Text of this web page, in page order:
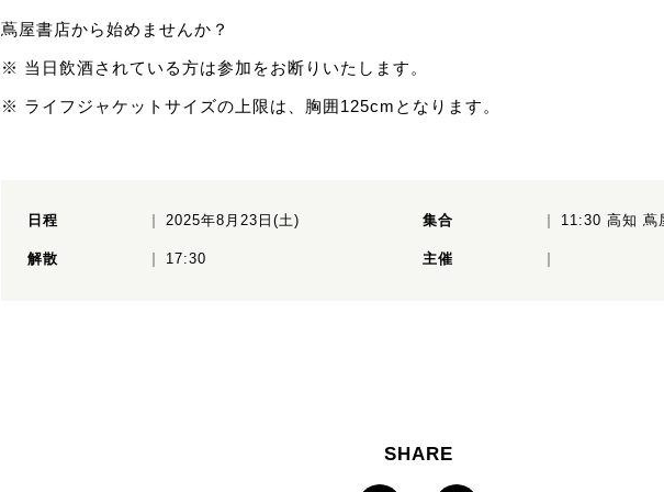
蔦屋書店から始めませんか？
※ 当日飲酒されている方は参加をお断りいたします。
※ ライフジャケットサイズの上限は、胸囲125cmとなります。
日程 2025年8月23日(土) 集合 11:30 高知 蔦
解散 17:30 主催
SHARE